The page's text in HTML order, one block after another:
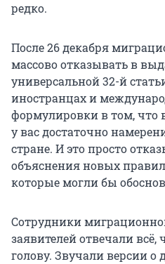
редко.
После 26 декабря
массово отказывать в
универсальной 32-й
иностранцах и
формулировки в том, что
у вас достаточно
стране. И это просто
объяснения новых
которые могли бы
Сотрудники
заявителей отвечали
голову. Звучали версии о